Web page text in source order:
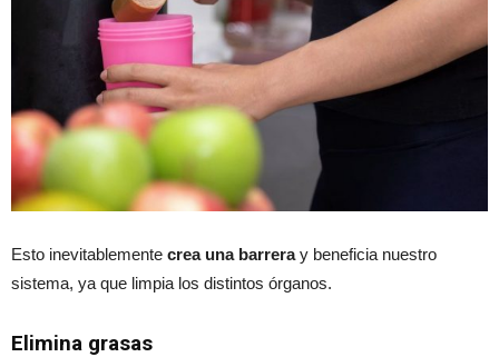
Esto inevitablemente crea una barreray beneficia nuestro
sistema, ya que limpia los distintos órganos.
Elimina grasas